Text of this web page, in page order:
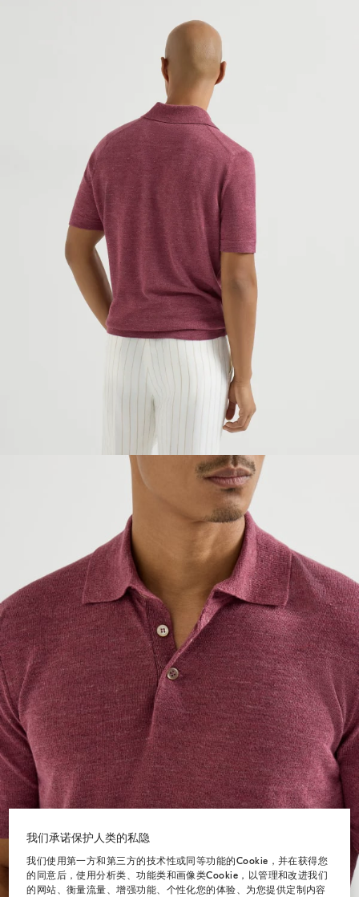
我们承诺保护人类的私隐
我们使用第一方和第三方的技术性或同等功能的Cookie，并在获得您
的同意后，使用分析类、功能类和画像类Cookie，以管理和改进我们
的网站、衡量流量、增强功能、个性化您的体验、为您提供定制内容